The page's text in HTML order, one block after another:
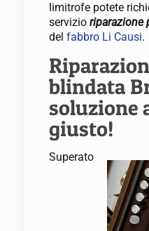
limitrofe potete
servizio riparazione
del fabbro Li Causi.
blindata
soluzione
giusto!
Superato